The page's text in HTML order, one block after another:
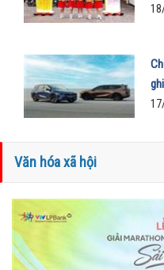
Văn hóa xã hội